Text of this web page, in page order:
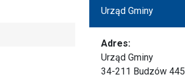
Urząd Gminy
Adres:
Urząd Gminy
34-211 Budzów 445